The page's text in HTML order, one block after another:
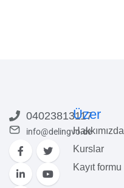
04023813117
info@delingvo.de
Üzer
Hakkımızda
Kurslar
Kayıt formu